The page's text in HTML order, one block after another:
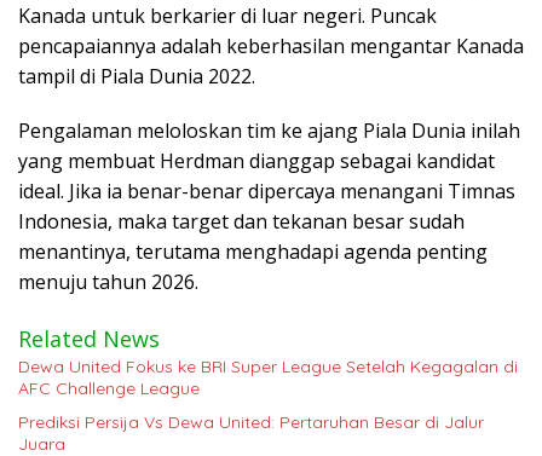
Kanada untuk berkarier di luar negeri. Puncak
pencapaiannya adalah keberhasilan mengantar Kanada
tampil di Piala Dunia 2022.
Pengalaman meloloskan tim ke ajang Piala Dunia inilah
yang membuat Herdman dianggap sebagai kandidat
ideal. Jika ia benar-benar dipercaya menangani Timnas
Indonesia, maka target dan tekanan besar sudah
menantinya, terutama menghadapi agenda penting
menuju tahun 2026.
Related News
Dewa United Fokus ke BRI Super League Setelah Kegagalan di
AFC Challenge League
Prediksi Persija Vs Dewa United: Pertaruhan Besar di Jalur
Juara